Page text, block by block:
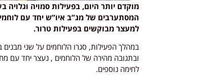
מוקדם יותר היום, בפעילות סמויה
המסתערבים של מג”ב איו”ש יחד עם
למעצר מבוקשים בפעילות טרור.
במהלך הפעילות, סגרו הלוחמים על שני
ובתגובה מהירה של הלוחמים , נעצר יחד עם
לחימה נוספים.